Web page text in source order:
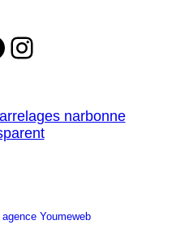
Instagram
agence Youmeweb